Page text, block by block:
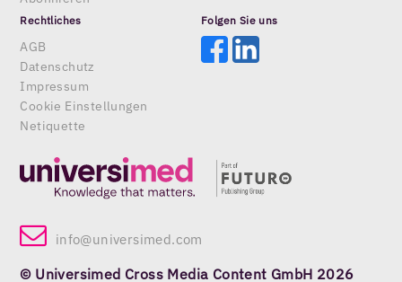
info@universimed.com
© Universimed Cross Media Content GmbH 2026
Rechtliches
AGB
Datenschutz
Impressum
Cookie Einstellungen
Netiquette
Folgen Sie uns